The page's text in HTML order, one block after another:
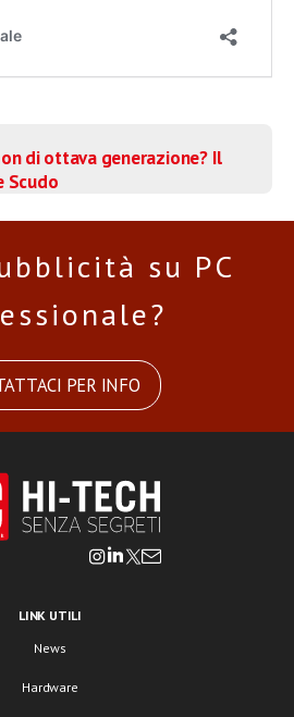
di ottava generazione? Il
Scudo
su PC
PER INFO
LINK UTILI
News
Hardware